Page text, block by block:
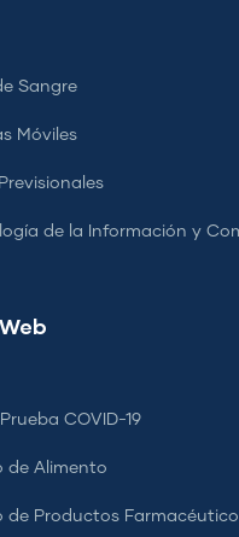
Sangre
Móviles
de la Información y
COVID-19
de Alimento
de Productos Farmacéutico